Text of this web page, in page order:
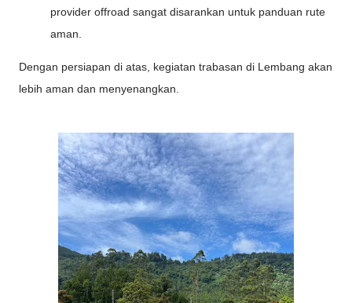
provider offroad sangat disarankan untuk panduan rute
aman.
Dengan persiapan di atas, kegiatan trabasan di Lembang akan
lebih aman dan menyenangkan.